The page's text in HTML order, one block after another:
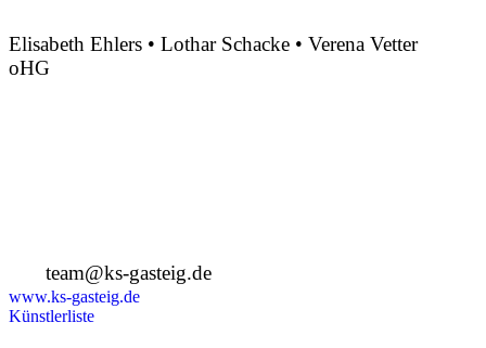
Elisabeth Ehlers • Lothar Schacke • Verena Vetter
oHG
team@ks-gasteig.de
www.ks-gasteig.de
Künstlerliste